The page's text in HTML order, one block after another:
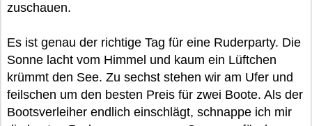
zuschauen.
Es ist genau der richtige Tag für eine Ruderparty. Die
Sonne lacht vom Himmel und kaum ein Lüftchen
krümmt den See. Zu sechst stehen wir am Ufer und
feilschen um den besten Preis für zwei Boote. Als der
Bootsverleiher endlich einschlägt, schnappe ich mir